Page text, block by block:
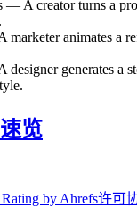
— A creator turns a
marketer animates a
designer generates a
览
by Ahrefs许可